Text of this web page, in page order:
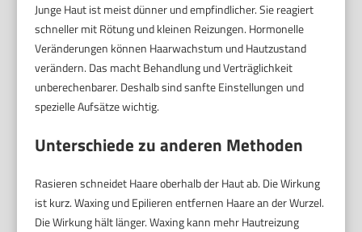
Junge Haut ist meist dünner und empfindlicher. Sie reagiert
schneller mit Rötung und kleinen Reizungen. Hormonelle
Veränderungen können Haarwachstum und Hautzustand
verändern. Das macht Behandlung und Verträglichkeit
unberechenbarer. Deshalb sind sanfte Einstellungen und
spezielle Aufsätze wichtig.
Unterschiede zu anderen Methoden
Rasieren schneidet Haare oberhalb der Haut ab. Die Wirkung
ist kurz. Waxing und Epilieren entfernen Haare an der Wurzel.
Die Wirkung hält länger. Waxing kann mehr Hautreizung